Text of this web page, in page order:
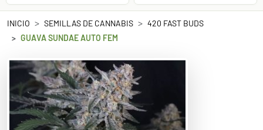
INICIO SEMILLAS DE CANNABIS
420 FAST BUDS
GUAVA SUNDAE AUTO FEM